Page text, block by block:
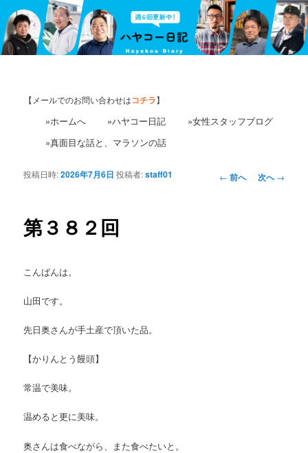
【メールでのお問い合わせはコチラ】
»ホームへ »ハヤコー日記
»女性スタッフブログ
»真面目な話と、マラソンの話
投
← 前へ 次へ→
第３８２回
投稿日時:2026年7月6日 投稿者:staff01
こんばんは。
山田です。
先日奥さんが手土産で頂いた品。
【かりんとう饅頭】
常温で美味。
温めると更に美味。
奥さんは食べながら、また食べたいと。